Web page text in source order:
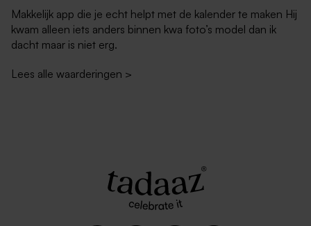
Makkelijk app die je echt helpt met de kalender te maken Hij
kwam alleen iets anders binnen kwa foto’s model dan ik
dacht maar is niet erg.
Lees alle waarderingen >